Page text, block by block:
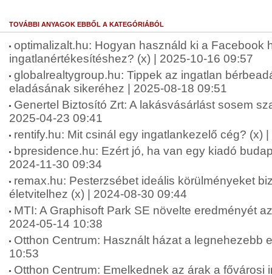
TOVÁBBI ANYAGOK EBBŐL A KATEGÓRIÁBÓL
optimalizalt.hu: Hogyan használd ki a Facebook
ingatlanértékesítéshez? (x) | 2025-10-16 09:57
globalrealtygroup.hu: Tippek az ingatlan
eladásának sikeréhez | 2025-08-18 09:51
Genertel Biztosító Zrt: A lakásvásárlást sosem
2025-04-23 09:41
rentify.hu: Mit csinál egy ingatlankezelő cég? (x)
bpresidence.hu: Ezért jó, ha van egy kiadó
2024-11-30 09:34
remax.hu: Pesterzsébet ideális körülményeket
életvitelhez (x) | 2024-08-30 09:44
MTI: A Graphisoft Park SE növelte eredményét
2024-05-14 10:38
Otthon Centrum: Használt házat a legnehezebb
10:53
Otthon Centrum: Emelkednek az árak a fővárosi